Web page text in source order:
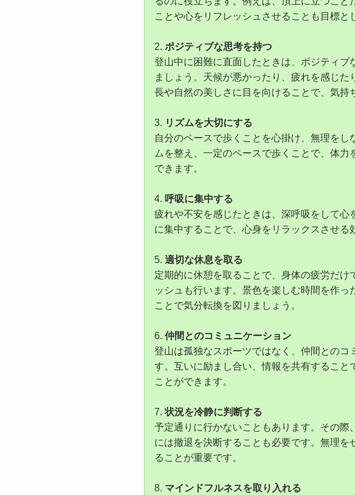
ことや心をリフレッシュさせることも目標と
2. ポジティブな思考を持つ
登山中に困難に直面したときは、ポジティブ
ましょう。天候が悪かったり、疲れを感じた
長や自然の美しさに目を向けることで、気持
3. リズムを大切にする
自分のペースで歩くことを心掛け、無理をし
ムを整え、一定のペースで歩くことで、体力
できます。
4. 呼吸に集中する
疲れや不安を感じたときは、深呼吸をして心
に集中することで、心身をリラックスさせる
5. 適切な休息を取る
定期的に休憩を取ることで、身体の疲労だけ
ッシュも行います。景色を楽しむ時間を作っ
ことで気分転換を図りましょう。
6. 仲間とのコミュニケーション
登山は孤独なスポーツではなく、仲間とのコ
す。互いに励まし合い、情報を共有すること
ことができます。
7.状況を冷静に判断する
予定通りに行かないこともあります。その際
には撤退を決断することも必要です。無理を
ることが重要です。
8. マインドフルネスを取り入れる